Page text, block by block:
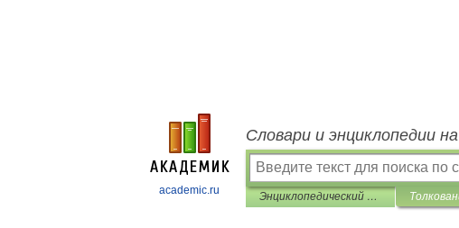
academic.ru
Словари и энциклопедии
Энциклопедический словарь